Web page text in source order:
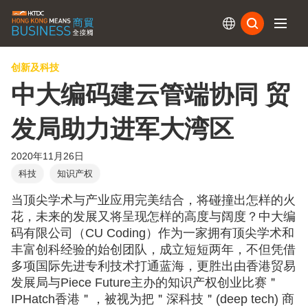
创新及科技
中大编码建云管端协同 贸
发局助力进军大湾区
2020年11月26日
科技 知识产权
当顶尖学术与产业应用完美结合，将碰撞出怎样的火
花，未来的发展又将呈现怎样的高度与阔度？中大编
码有限公司（CU Coding）作为一家拥有顶尖学术和
丰富创科经验的始创团队，成立短短两年，不但凭借
多项国际先进专利技术打通蓝海，更胜出由香港贸易
发展局与Piece Future主办的知识产权创业比赛＂
IPHatch香港＂，被视为把＂深科技＂(deep tech) 商